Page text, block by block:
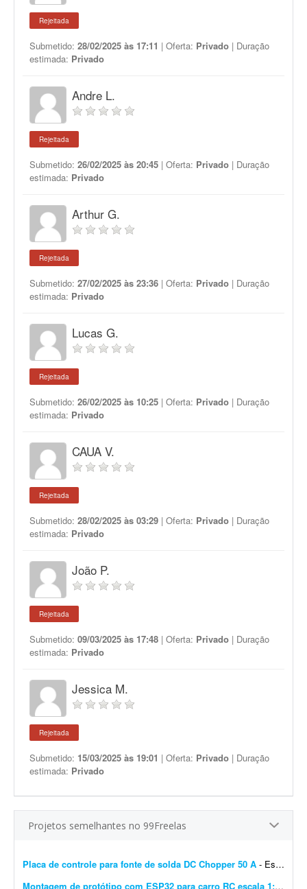
Rejeitada
Submetido: 28/02/2025 às 17:11 | Oferta: Privado | Duração
estimada: Privado
Andre L.
Rejeitada
Submetido: 26/02/2025 às 20:45 | Oferta: Privado | Duração
estimada: Privado
Arthur G.
Rejeitada
Submetido: 27/02/2025 às 23:36 | Oferta: Privado | Duração
estimada: Privado
Lucas G.
Rejeitada
Submetido: 26/02/2025 às 10:25 | Oferta: Privado | Duração
estimada: Privado
CAUA V.
Rejeitada
Submetido: 28/02/2025 às 03:29 | Oferta: Privado | Duração
estimada: Privado
João P.
Rejeitada
Submetido: 09/03/2025 às 17:48 | Oferta: Privado | Duração
estimada: Privado
Jessica M.
Rejeitada
Submetido: 15/03/2025 às 19:01 | Oferta: Privado | Duração
estimada: Privado
Projetos semelhantes no 99Freelas
Placa de controle para fonte de solda DC Chopper 50 A - Estamos desenvolvendo o protótipo de uma fonte de solda tipo Chopper Buck DC-DC em alta frequência (20-40 kHz) e buscamos um projetista para o circuito de controle analógico e o...
Montagem de protótipo com ESP32 para carro RC escala 1:28